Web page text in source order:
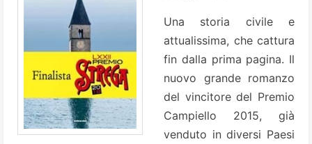
Una storia civile e
attualissima, che cattura
fin dalla prima pagina. Il
nuovo grande romanzo
del vincitore del Premio
Campiello 2015, già
venduto in diversi Paesi